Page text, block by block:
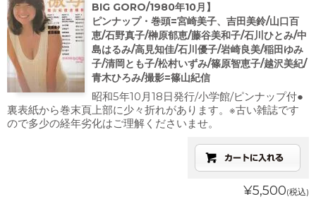
BIG GORO/1980年10月】
ピンナップ・巻頭=宮崎美子、吉田美鈴/山口百
恵/石野真子/榊原郁恵/藤谷美和子/石川ひとみ/中
島はるみ/高見知佳/石川優子/岩崎良美/稲田ゆみ
子/清岡とも子/松村いずみ/篠原智恵子/越沢美紀/
青木ひろみ/撮影=篠山紀信
昭和5年10月18日発行/小学館/ピンナップ付●
裏表紙から巻末頁上部に少々折れがあります。※古い雑誌です
ので多少の経年劣化はご理解くださいませ。
¥5,500(税込)